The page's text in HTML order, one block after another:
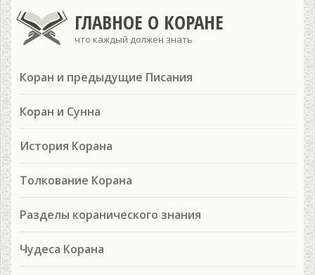
ГЛАВНОЕ О КОРАНЕ
что каждый должен знать
Коран и предыдущие Писания
Коран и Сунна
История Корана
Толкование Корана
Разделы коранического знания
Чудеса Корана